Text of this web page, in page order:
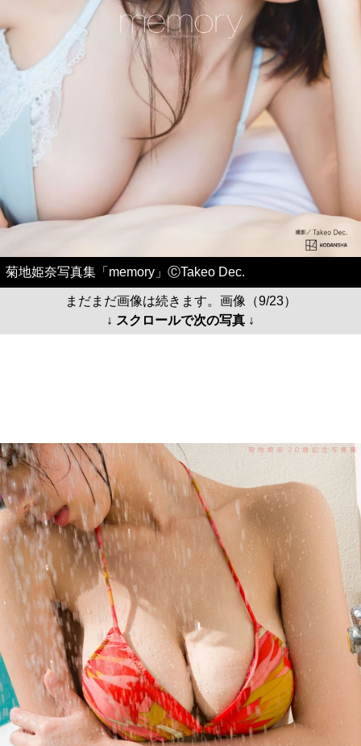
菊地姫奈写真集「memory」ⒸTakeo Dec.
まだまだ画像は続きます。画像（9/23）
↓ スクロールで次の写真 ↓